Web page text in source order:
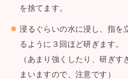
を捨てます。
浸るぐらいの水に浸し、指を
るように３回ほど研ぎます。
（あまり強くしたり、研ぎす
まいますので、注意です）